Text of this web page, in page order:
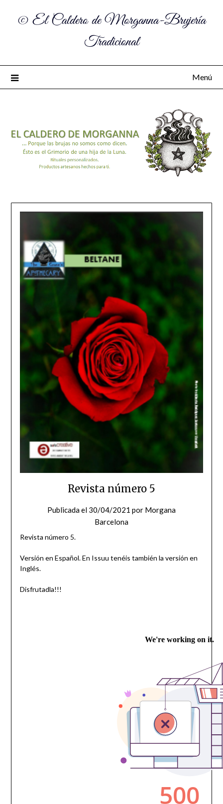
© El Caldero de Morganna-Brujería
Tradicional
Menú
Revista número 5
Publicada el 30/04/2021 por Morgana
Barcelona
Revista número 5.
Versión en Español. En Issuu tenéis también la versión en
Inglés.
Disfrutadla!!!